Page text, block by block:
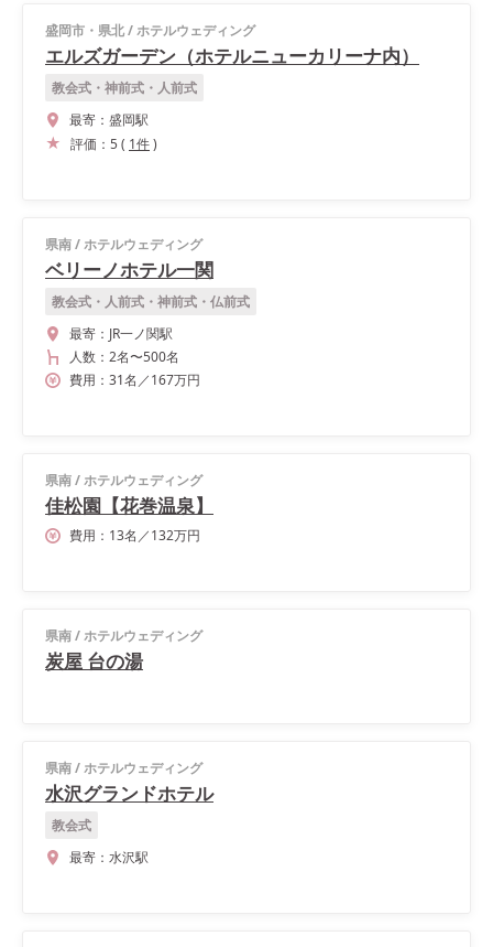
盛岡市・県北/ホテルウェディング
エルズガーデン（ホテルニューカリーナ内）
教会式・神前式・人前式
最寄： 盛岡駅
評価： 5( 1件)
県南/ホテルウェディング
ベリーノホテル一関
教会式・人前式・神前式・仏前式
最寄： JR一ノ関駅
人数： 2名〜500名
費用： 31名 ／167万円
県南/ホテルウェディング
佳松園【花巻温泉】
費用： 13名 ／132万円
県南/ホテルウェディング
炭屋 台の湯
県南/ホテルウェディング
水沢グランドホテル
教会式
最寄： 水沢駅